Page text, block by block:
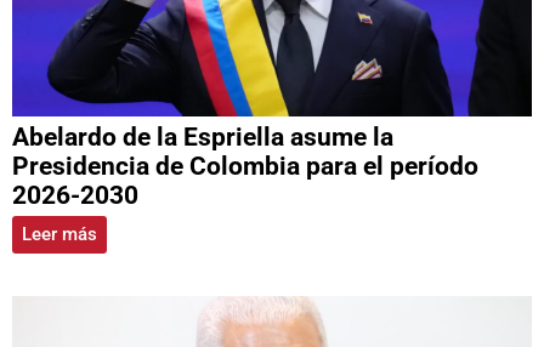
Abelardo de la Espriella asume la
Presidencia de Colombia para el período
2026-2030
Leer más